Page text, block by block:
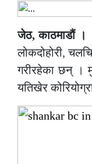
जेठ, काठमाडौं
लोकदोहोरी,
गरीरहेका छन् ।
यतिखेर